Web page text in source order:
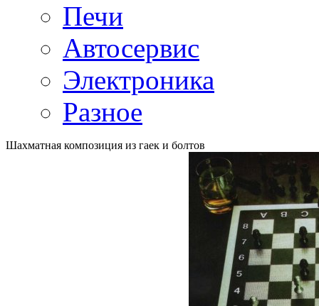
Печи
Автосервис
Электроника
Разное
Шахматная композиция из гаек и болтов